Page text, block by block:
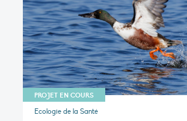
PROJET EN COURS
Ecologie de la Santé